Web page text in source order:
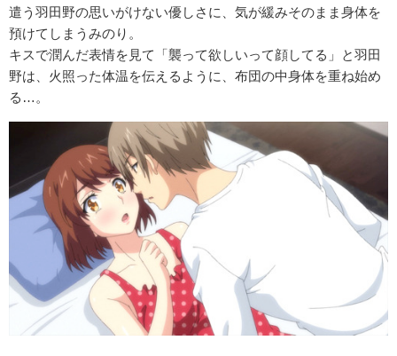
遣う羽田野の思いがけない優しさに、気が緩みそのまま身体を
預けてしまうみのり。
キスで潤んだ表情を見て「襲って欲しいって顔してる」と羽田
野は、火照った体温を伝えるように、布団の中身体を重ね始め
る…。